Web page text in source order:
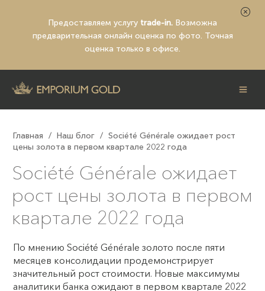
Предоставляем услугу trade-in. Возможна
предварительная онлайн оценка по фото. Точная
оценка только в офисе.
Главная / Наш блог / Société Générale ожидает рост
цены золота в первом квартале 2022 года
Société Générale ожидает
рост цены золота в первом
квартале 2022 года
По мнению Société Générale золото после пяти
месяцев консолидации продемонстрирует
значительный рост стоимости. Новые максимумы
аналитики банка ожидают в первом квартале 2022